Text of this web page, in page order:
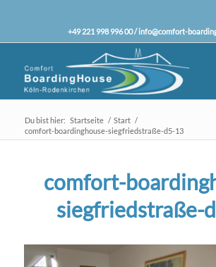
+49 221 998 996 00 /info@comfort-
Du bist hier: Startseite / Start /
comfort-boardinghouse-siegfriedstraße-d5-13
comfort-
siegfriedstraße-